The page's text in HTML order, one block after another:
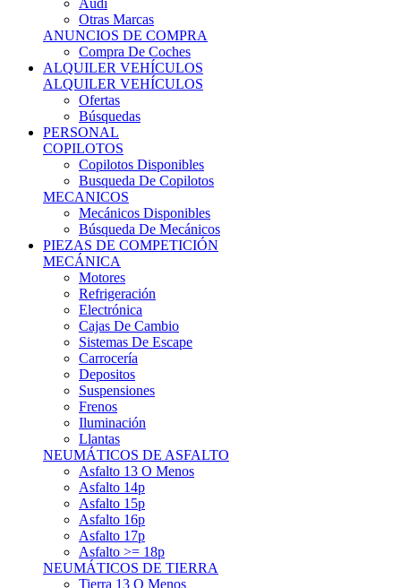
Audi
Otras Marcas
ANUNCIOS DE COMPRA
Compra De Coches
ALQUILER VEHÍCULOS
ALQUILER VEHÍCULOS
Ofertas
Búsquedas
PERSONAL
COPILOTOS
Copilotos Disponibles
Busqueda De Copilotos
MECANICOS
Mecánicos Disponibles
Búsqueda De Mecánicos
PIEZAS DE COMPETICIÓN
MECÁNICA
Motores
Refrigeración
Electrónica
Cajas De Cambio
Sistemas De Escape
Carrocería
Depositos
Suspensiones
Frenos
Iluminación
Llantas
NEUMÁTICOS DE ASFALTO
Asfalto 13 O Menos
Asfalto 14p
Asfalto 15p
Asfalto 16p
Asfalto 17p
Asfalto >= 18p
NEUMÁTICOS DE TIERRA
Tierra 13 O Menos